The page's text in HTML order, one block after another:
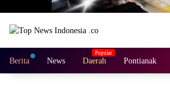
Berita News Daerah Pontianak